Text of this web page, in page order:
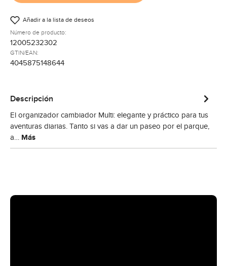
Añadir a la lista de deseos
Número de producto:
12005232302
GTIN/EAN:
4045875148644
Descripción
El organizador cambiador Multi: elegante y práctico para tus
aventuras diarias. Tanto si vas a dar un paseo por el parque,
a… Más